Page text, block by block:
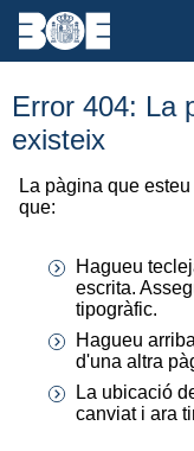
Error 404: La
existeix
La pàgina que
que:
Hagueu
escrita.
tipogràfic.
Hagueu
d'una altra
La ubicació
canviat i ara